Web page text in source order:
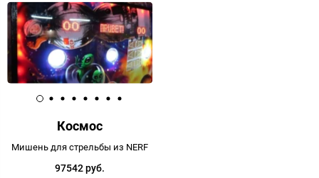
Космос
Мишень для стрельбы из NERF
97542 руб.